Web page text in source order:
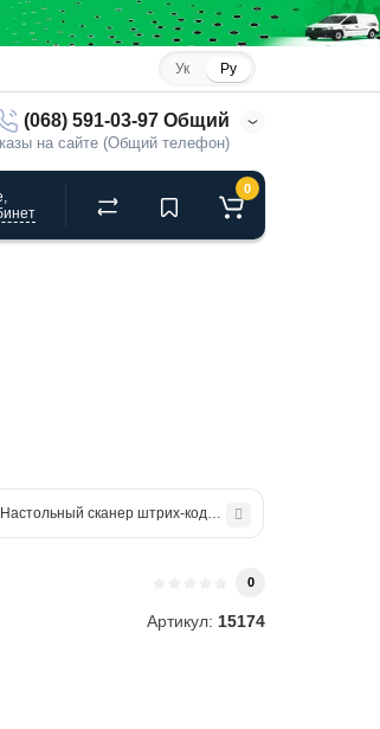
Ук Ру
(068) 591-03-97 Общий
на сайте (Общий телефон)
0
вертикальный, многоплоскостной
Настольный сканер штрих-кода ПОРТ НС-30 USB 2D
0
Артикул: 15174